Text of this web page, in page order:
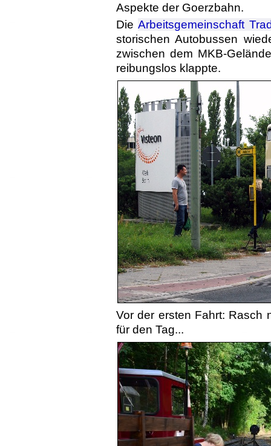
Aspekte der Goerzbahn.
Die Arbeitsgemeinschaft
stori­schen Autobussen
zwischen dem MKB-
reibungslos klappte.
Vor der ersten Fahrt: Rasch
für den Tag...